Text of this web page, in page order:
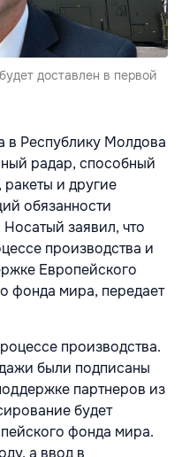
доставлен в первой
в Республику Молдова
радар, способный
и другие
обязанности
заявил, что
производства и
Европейского
фонда мира, передает
производства.
были подписаны
партнеров из
будет
фонда мира.